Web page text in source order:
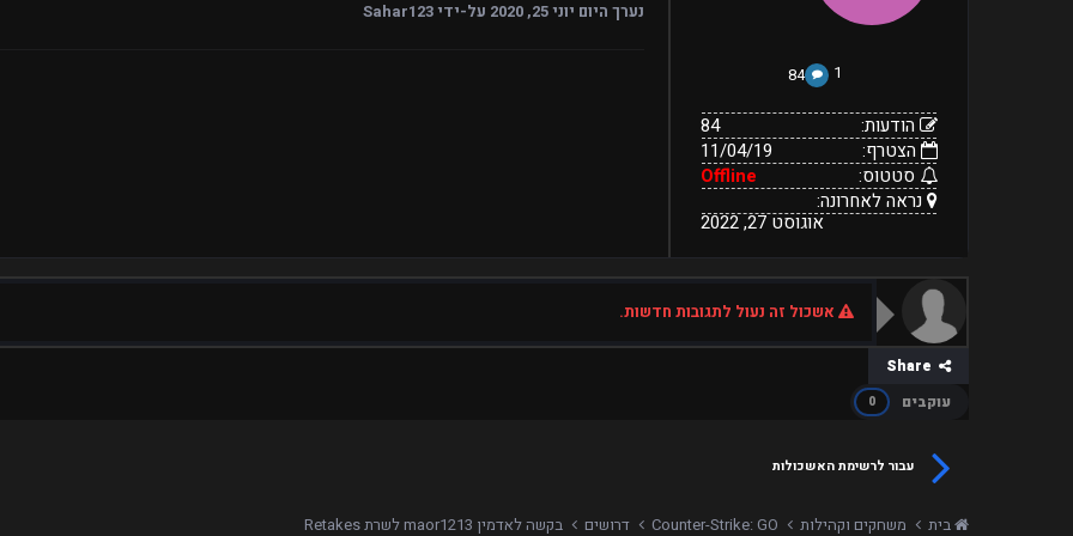
1
84
הודעות:
84
הצטרף:
11/04/19
סטטוס:
Offline
נראה לאחרונה:
אוגוסט 27, 2022
נערך היום יוני 25, 2020 על-ידי Sahar123
אשכול זה נעול לתגובות חדשות.
עוקבים
0
עבור לרשימת האשכולות
בית משחקים וקהילות Counter-Strike: GO דרושים בקשה לאדמין maor1213 לשרת Retakes